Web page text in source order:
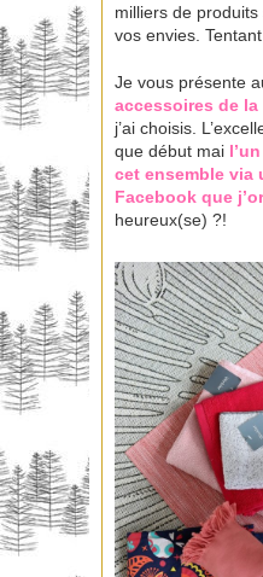
milliers de
vos envies.
Je vous présente
accessoires de la
j’ai choisis.
que début mai
cet ensemble via
Facebook que
heureux(se) ?!